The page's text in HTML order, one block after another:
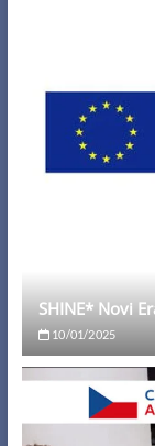
SHINE* Novi
10/01/2025